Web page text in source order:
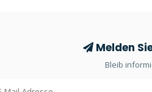
Melden
Bleib